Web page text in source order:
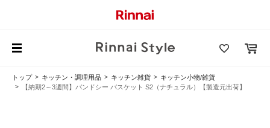
トップ キッチン・調理用品 キッチン雑貨
キッチン小物/雑貨
【納期2～3週間】バンドシー バスケット S2（ナチュラル）【製造元出荷】